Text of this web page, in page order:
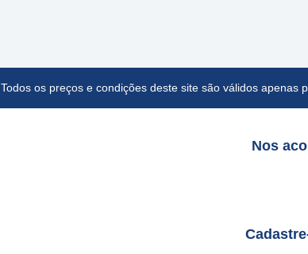
Todos os preços e condições deste site são válidos apenas
Nos